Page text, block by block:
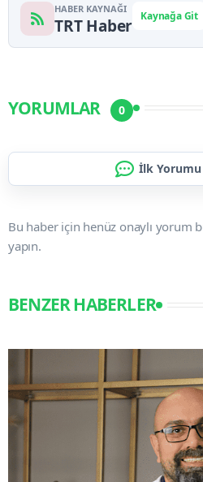
HABER KAYNAĞI
TRT Haber Kaynağa Git
YORUMLAR 0
İlk Yorumu
Bu haber için henüz onaylı yorum
yapın.
BENZER HABERLER